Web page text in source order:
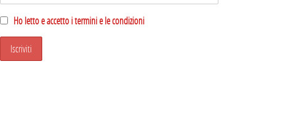
Ho letto e accetto i termini e le condizioni